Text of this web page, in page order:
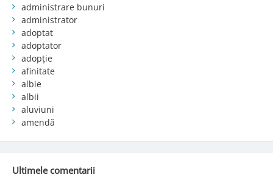
administrare bunuri
administrator
adoptat
adoptator
adopție
afinitate
albie
albii
aluviuni
amendă
Ultimele comentarii